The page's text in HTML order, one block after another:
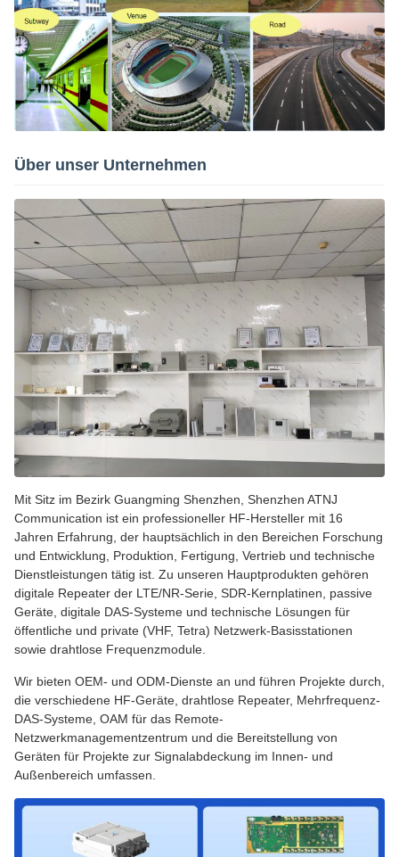
Über unser Unternehmen
Mit Sitz im Bezirk Guangming Shenzhen, Shenzhen ATNJ
Communication ist ein professioneller HF-Hersteller mit 16
Jahren Erfahrung, der hauptsächlich in den Bereichen Forschung
und Entwicklung, Produktion, Fertigung, Vertrieb und technische
Dienstleistungen tätig ist. Zu unseren Hauptprodukten gehören
digitale Repeater der LTE/NR-Serie, SDR-Kernplatinen, passive
Geräte, digitale DAS-Systeme und technische Lösungen für
öffentliche und private (VHF, Tetra) Netzwerk-Basisstationen
sowie drahtlose Frequenzmodule.
Wir bieten OEM- und ODM-Dienste an und führen Projekte durch,
die verschiedene HF-Geräte, drahtlose Repeater, Mehrfrequenz-
DAS-Systeme, OAM für das Remote-
Netzwerkmanagementzentrum und die Bereitstellung von
Geräten für Projekte zur Signalabdeckung im Innen- und
Außenbereich umfassen.